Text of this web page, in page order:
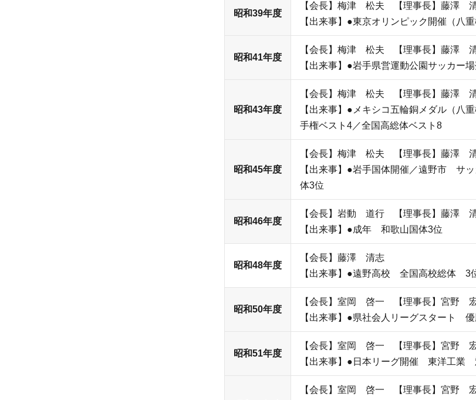
昭和39年度
【会長】梅津 松夫 【理事長】藤澤
【出来事】●東京オリンピック開催（
昭和41年度
【会長】梅津 松夫 【理事長】藤澤
【出来事】●岩手県営運動公園サッカ
昭和43年度
【会長】梅津 松夫 【理事長】藤澤
【出来事】●メキシコ五輪銅メダル（
手権ベスト4／全国高総体ベスト8
昭和45年度
【会長】梅津 松夫 【理事長】藤澤
【出来事】●岩手国体開催／遠野市 サ
体3位
昭和46年度
【会長】岩動 道行 【理事長】藤澤
【出来事】●成年 和歌山国体3位
昭和48年度
【会長】藤澤 清志
【出来事】●遠野高校 全国高校総体 3
昭和50年度
【会長】室岡 啓一 【理事長】宮野
【出来事】●県社会人リーグスタート
昭和51年度
【会長】室岡 啓一 【理事長】宮野
【出来事】●日本リーグ開催 東洋工
【会長】室岡 啓一 【理事長】宮野